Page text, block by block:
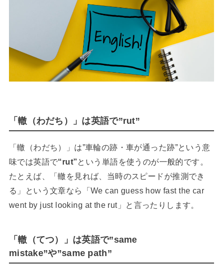
「轍（わだち）」は英語で”rut”
「轍（わだち）」は”車輪の跡・車が通った跡”という意
味では英語で“rut”という単語を使うのが一般的です。
たとえば、「轍を見れば、当時のスピードが推測でき
る」という文章なら「We can guess how fast the car
went by just looking at the rut」と言ったりします。
「轍（てつ）」は英語で”same
mistake”や”same path”